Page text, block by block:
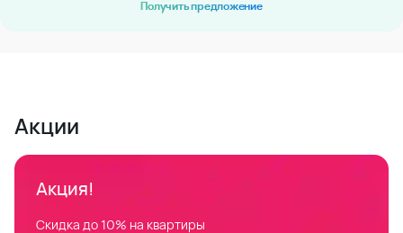
Получить предложение
Акции
Акция!
Скидка до 10% на квартиры